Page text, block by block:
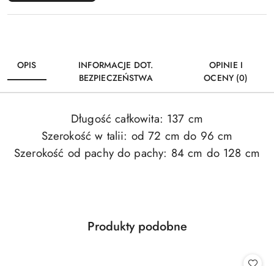
OPIS
INFORMACJE DOT.
BEZPIECZEŃSTWA
OPINIE I
OCENY (0)
Długość całkowita: 137 cm
Szerokość w talii: od 72 cm do 96 cm
Szerokość od pachy do pachy: 84 cm do 128 cm
Pomiń karuzelę produktów
Produkty
Produkty podobne